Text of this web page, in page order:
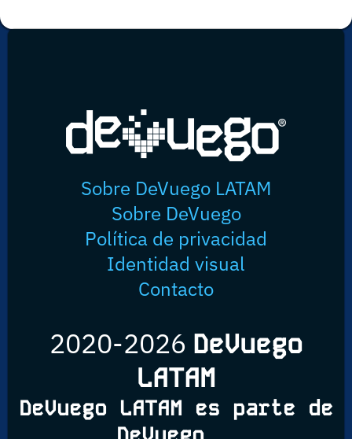
Sobre DeVuego LATAM
Sobre DeVuego
Política de privacidad
Identidad visual
Contacto
2020-2026 DeVuego
LATAM
DeVuego LATAM es parte de